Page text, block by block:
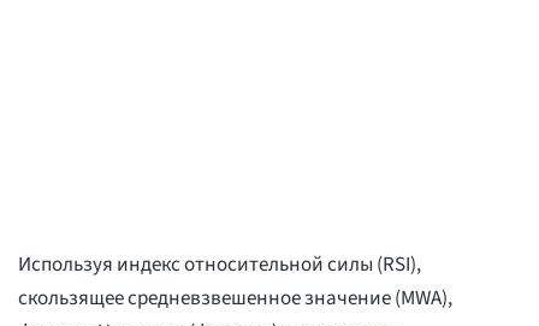
Используя индекс относительной силы (RSI),
скользящее средневзвешенное значение (MWA),